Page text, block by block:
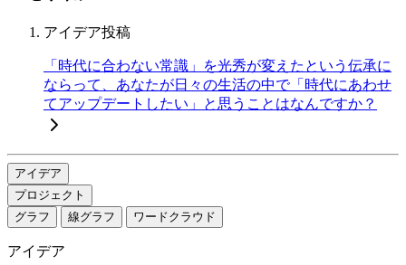
アイデア投稿
「時代に合わない常識」を光秀が変えたという伝承に
ならって、あなたが日々の生活の中で「時代にあわせ
てアップデートしたい」と思うことはなんですか？
アイデア
プロジェクト
グラフ
線グラフ ワードクラウド
アイデア